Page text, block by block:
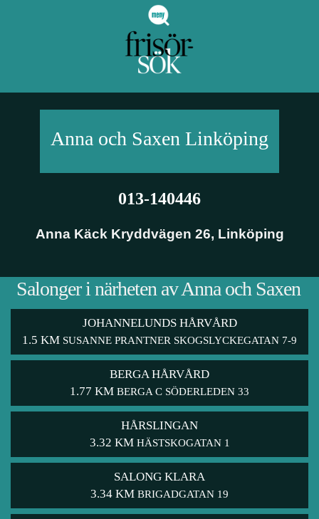
Anna och Saxen Linköping
013-140446
Anna Käck Kryddvägen 26, Linköping
Salonger i närheten av Anna och Saxen
JOHANNELUNDS HÅRVÅRD
1.5 KM SUSANNE PRANTNER SKOGSLYCKEGATAN 7-9
BERGA HÅRVÅRD
1.77 KM BERGA C SÖDERLEDEN 33
HÅRSLINGAN
3.32 KM HÄSTSKOGATAN 1
SALONG KLARA
3.34 KM BRIGADGATAN 19